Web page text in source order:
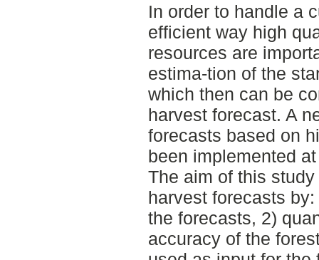
In order to handle a
efficient way high
resources are
estima-tion of the
which then can be
harvest forecast. A
forecasts based on
been implemented
The aim of this
harvest forecasts
the forecasts, 2)
accuracy of the